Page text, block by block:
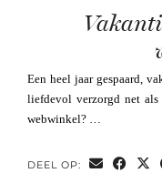
Een heel jaar gespaard,
liefdevol verzorgd net als
webwinkel? …
DEEL OP: